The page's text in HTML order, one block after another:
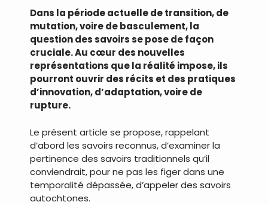
Dans la période actuelle de transition, de
mutation, voire de basculement, la
question des savoirs se pose de façon
cruciale. Au cœur des nouvelles
représentations que la réalité impose, ils
pourront ouvrir des récits et des pratiques
d’innovation, d’adaptation, voire de
rupture.
Le présent article se propose, rappelant
d’abord les savoirs reconnus, d’examiner la
pertinence des savoirs traditionnels qu’il
conviendrait, pour ne pas les figer dans une
temporalité dépassée, d’appeler des savoirs
autochtones.